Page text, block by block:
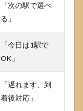
「次の駅で選べ
る」
「今日は1駅で
OK」
「遅れます、到
着後対応」